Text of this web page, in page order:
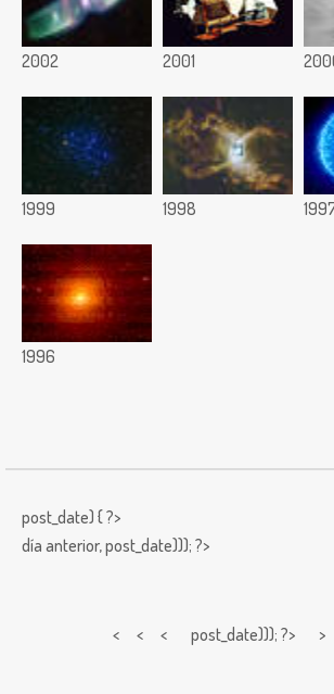
2002 2001
1999 1998
1996
post_date) { ?>
día anterior,post_date))); ?>
< < < post_date))); ?>